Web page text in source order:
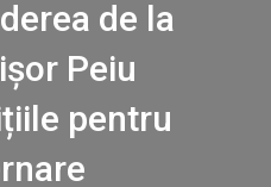
de la
Peiu
pentru